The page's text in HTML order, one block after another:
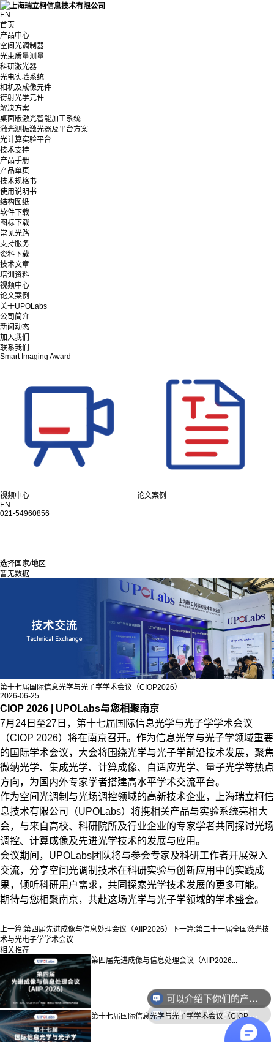
EN
首页
产品中心
空间光调制器
光束质量测量
科研激光器
光电实验系统
相机及成像元件
衍射光学元件
解决方案
桌面版激光智能加工系统
激光测振激光器及平台方案
光计算实验平台
技术支持
产品手册
产品单页
技术规格书
使用说明书
结构图纸
软件下载
图标下载
常见光路
支持服务
资料下载
技术文章
培训资料
视频中心
论文案例
关于UPOLabs
公司简介
新闻动态
加入我们
联系我们
Smart Imaging Award
视频中心
论文案例
EN
021-54960856
选择国家/地区
暂无数据
第十七届国际信息光学与光子学学术会议（CIOP2026）
2026-06-25
CIOP 2026 | UPOLabs与您相聚南京
7月24日至27日，第十七届国际信息光学与光子学学术会议
（CIOP 2026）将在南京召开。作为信息光学与光子学领域重要
的国际学术会议，大会将围绕光学与光子学前沿技术发展，聚焦
微纳光学、集成光学、计算成像、自适应光学、量子光学等热点
方向，为国内外专家学者搭建高水平学术交流平台。
作为空间光调制与光场调控领域的高新技术企业，上海瑞立柯信
息技术有限公司（UPOLabs）将携相关产品与实验系统亮相大
会，与来自高校、科研院所及行业企业的专家学者共同探讨光场
调控、计算成像及先进光学技术的发展与应用。
会议期间，UPOLabs团队将与参会专家及科研工作者开展深入
交流，分享空间光调制技术在科研实验与创新应用中的实践成
果，倾听科研用户需求，共同探索光学技术发展的更多可能。
期待与您相聚南京，共赴这场光学与光子学领域的学术盛会。
上一篇:第四届先进成像与信息处理会议（AIIP2026） 下一篇:第二十一届全国激光技
术与光电子学学术会议
相关推荐
第四届先进成像与信息处理会议（AIIP2026...
第十七届国际信息光学与光子学学术会议（CIOP...
销售负责人联系方式是多少？